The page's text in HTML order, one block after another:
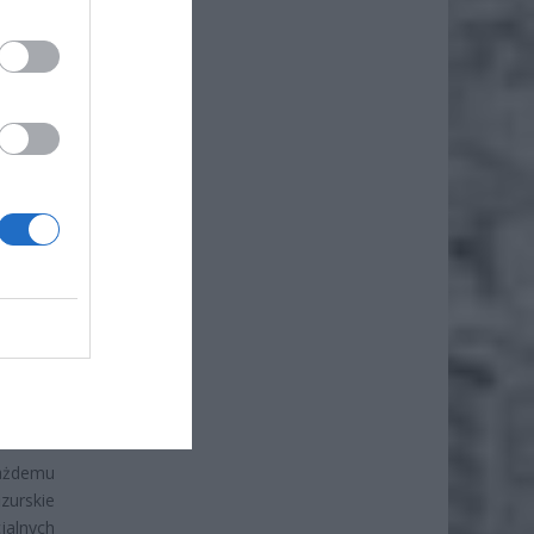
które